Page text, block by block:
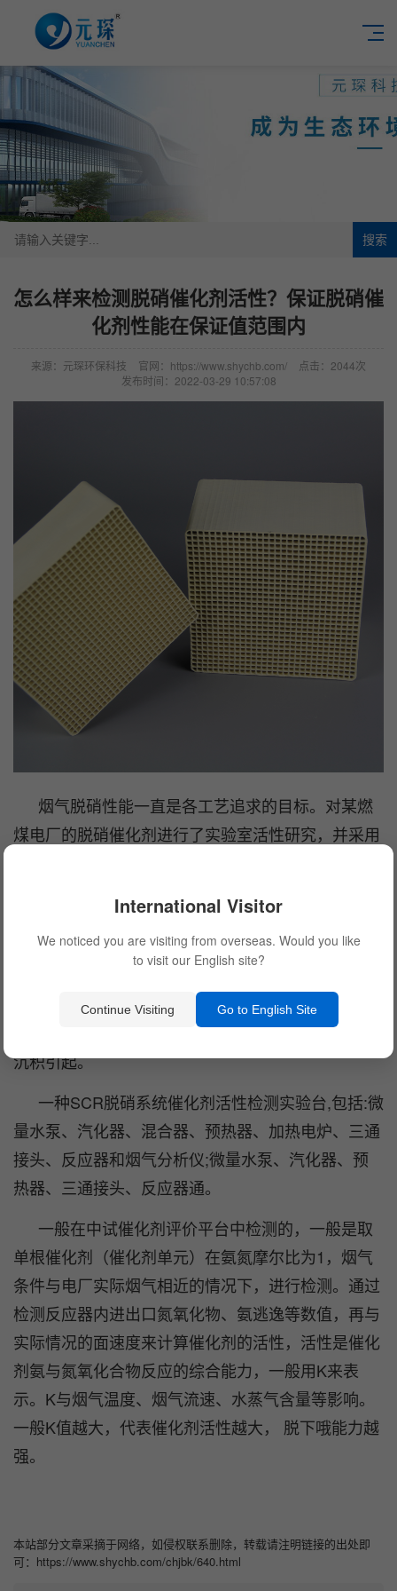
搜索
怎么样来检测脱硝催化剂活性？保证脱硝催
化剂性能在保证值范围内
来源：元琛环保科技 官网：https://www.shychb.com/
点击：2044次
发布时间：2022-03-29 10:57:08
烟气脱硝性能一直是各工艺追求的目标。对某燃
煤电厂的脱硝催化剂进行了实验室活性研究，并采用
催化剂的脱硝性能明显低于新催化剂。在微观结构
上，旧催化剂的表面孔隙率也明显低于新催化剂，但
催化剂未出现烧结现象。此外，与新催化剂相比，旧
催化剂中活性物质含量明显减少，有毒物质含量增
加，说明催化剂失活主要由活性物质损失和有毒物质
沉积引起。
一种SCR脱硝系统催化剂活性检测实验台,包括:微
量水泵、汽化器、混合器、预热器、加热电炉、三通
接头、反应器和烟气分析仪;微量水泵、汽化器、预
热器、三通接头、反应器通。
一般在中试催化剂评价平台中检测的，一般是取
单根催化剂（催化剂单元）在氨氮摩尔比为1，烟气
条件与电厂实际烟气相近的情况下，进行检测。通过
检测反应器内进出口氮氧化物、氨逃逸等数值，再与
实际情况的面速度来计算催化剂的活性，活性是催化
剂氨与氮氧化合物反应的综合能力，一般用K来表
示。K与烟气温度、烟气流速、水蒸气含量等影响。
一般K值越大，代表催化剂活性越大， 脱下哦能力越
强。
本站部分文章采摘于网络，如侵权联系删除，转载请注明链接的出处即
可：https://www.shychb.com/chjbk/640.html
International Visitor
We noticed you are visiting from overseas. Would you like
to visit our English site?
Continue Visiting Go to English Site